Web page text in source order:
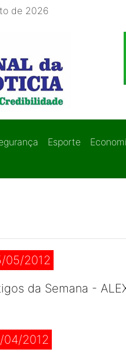
de 2026
Esporte
05/2012
da Semana -
04/2012